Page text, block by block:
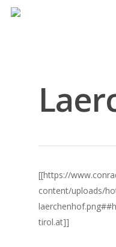
[[https://
content/uploads/
tirol.at]]